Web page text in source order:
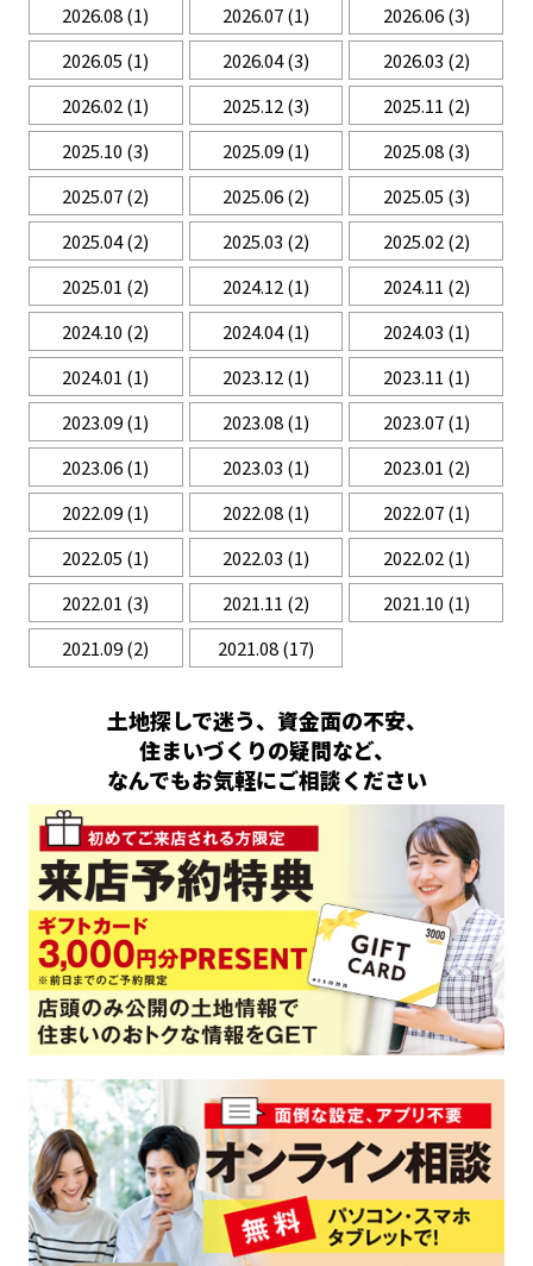
2026.08(1) 2026.07(1) 2026.06(3)
2026.05 (1) 2026.04(3) 2026.03 (2)
2026.02(1) 2025.12(3) 2025.11 (2)
2025.10 (3) 2025.09(1) 2025.08(3)
2025.07(2) 2025.06(2) 2025.05 (3)
2025.04(2) 2025.03 (2) 2025.02(2)
2025.01 (2) 2024.12(1) 2024.11 (2)
2024.10 (2) 2024.04(1) 2024.03 (1)
2024.01 (1) 2023.12(1) 2023.11 (1)
2023.09(1) 2023.08(1) 2023.07(1)
2023.06(1) 2023.03 (1) 2023.01 (2)
2022.09(1) 2022.08(1) 2022.07(1)
2022.05 (1) 2022.03 (1) 2022.02(1)
2022.01 (3) 2021.11 (2) 2021.10 (1)
2021.09(2) 2021.08(17)
土地探しで迷う、資金面の不安、
住まいづくりの疑問など、
なんでもお気軽にご相談ください